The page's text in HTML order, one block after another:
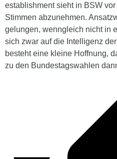
establishment sieht in BSW
Stimmen abzunehmen.
gelungen, wenngleich nicht in
sich zwar auf die Intelligenz
besteht eine kleine Hoffnung,
zu den Bundestagswahlen